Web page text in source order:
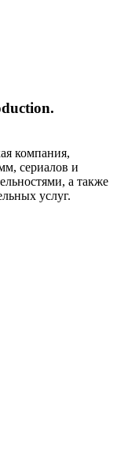
компания,
сериалов и
а также
услуг.